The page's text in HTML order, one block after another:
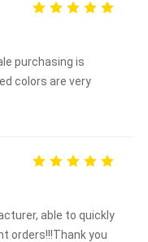
purchasing is
colors are very
able to quickly
orders!!!Thank you